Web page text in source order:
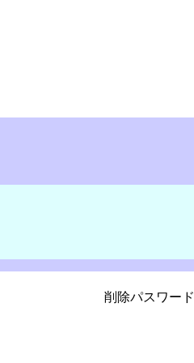
削除パスワード